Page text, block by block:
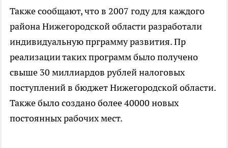
Также сообщают, что в 2007 году для каждого
района Нижегородской области разработали
индивидуальную прграмму развития. Пр
реализации таких программ было получено
свыше 30 миллиардов рублей налоговых
поступлений в бюджет Нижегородской области.
Также было создано более 40000 новых
постоянных рабочих мест.